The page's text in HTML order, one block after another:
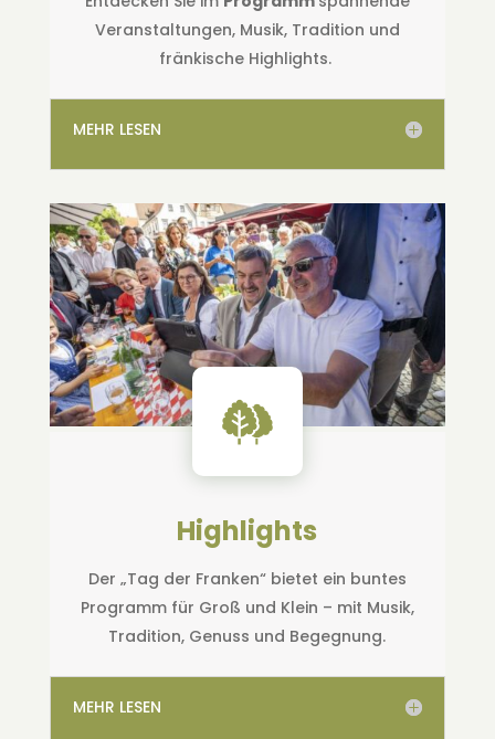
Veranstaltungen, Musik, Tradition und
fränkische Highlights.
MEHR LESEN
Highlights
Der „Tag der Franken“ bietet ein buntes
Programm für Groß und Klein – mit Musik,
Tradition, Genuss und Begegnung.
MEHR LESEN